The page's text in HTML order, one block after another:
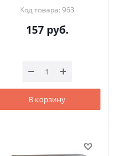
Код товара: 963
157руб.
В корзину